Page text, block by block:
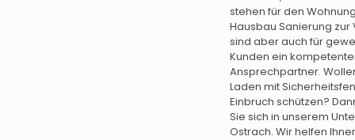
stehen für den
Hausbau Sanierung zur
sind aber auch für
Kunden ein
Ansprechpartner.
Laden mit
Einbruch schützen?
Sie sich in unserem
Ostrach. Wir helfen